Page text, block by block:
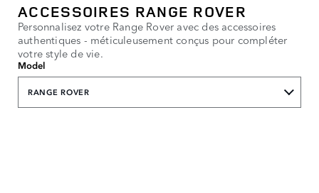
ACCESSOIRES RANGE ROVER
Personnalisez votre Range Rover avec des accessoires
authentiques - méticuleusement conçus pour compléter
votre style de vie.
Model
RANGE ROVER